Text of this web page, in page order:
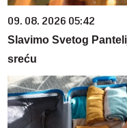
09. 08. 2026 05:42
Slavimo Svetog
sreću